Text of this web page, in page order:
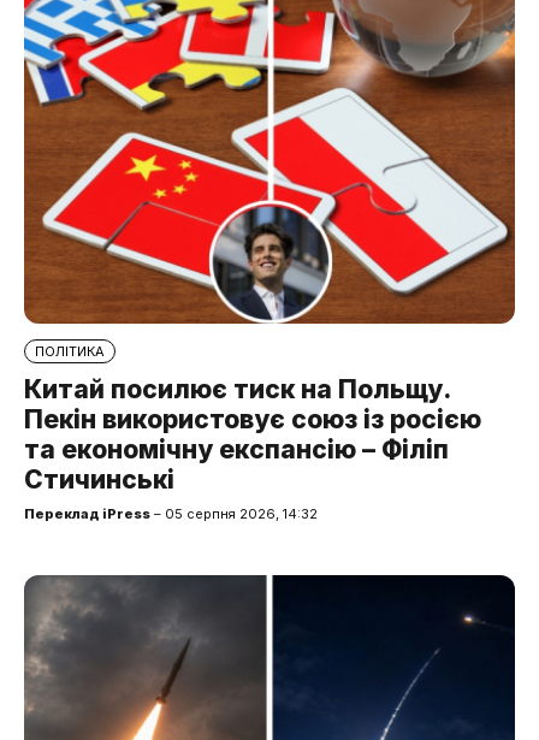
ПОЛІТИКА
Китай посилює тиск на Польщу.
Пекін використовує союз із росією
та економічну експансію – Філіп
Стичинські
Переклад iPress – 05 серпня 2026, 14:32